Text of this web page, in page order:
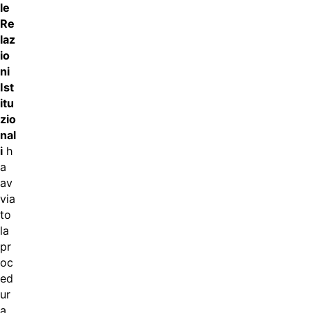
le
Re
laz
io
ni
Ist
itu
zio
nal
i h
a
av
via
to
la
pr
oc
ed
ur